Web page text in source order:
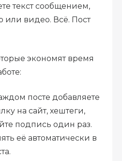
текст сообщением,
или видео. Всё. Пост
экономят время
посте добавляете
на сайт, хештеги,
подпись один раз.
её автоматически в